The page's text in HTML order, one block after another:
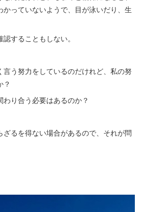
かっていないようで、目が泳いだり、生
することもしない。
言う努力をしているのだけれど、私の努
？
り合う必要はあるのか？
ざるを得ない場合があるので、それが問